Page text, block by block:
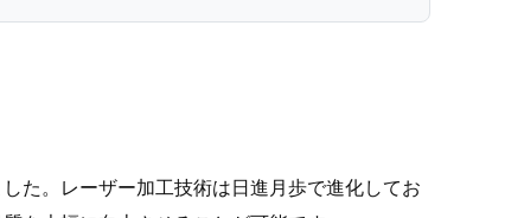
た。レーザー加工技術は日進月歩で進化してお